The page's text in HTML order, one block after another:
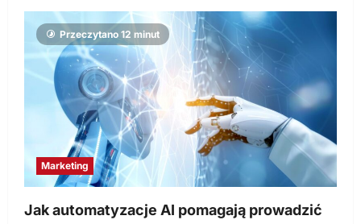
Przeczytano 12 minut
Marketing
Jak automatyzacje AI pomagają prowadzić